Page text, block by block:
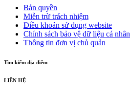
Bản quyền
Miễn trừ trách nhiệm
Điều khoản sử dụng website
Chính sách bảo vệ dữ liệu cá nhân
Thông tin đơn vị chủ quản
Tìm kiếm địa điểm
LIÊN HỆ